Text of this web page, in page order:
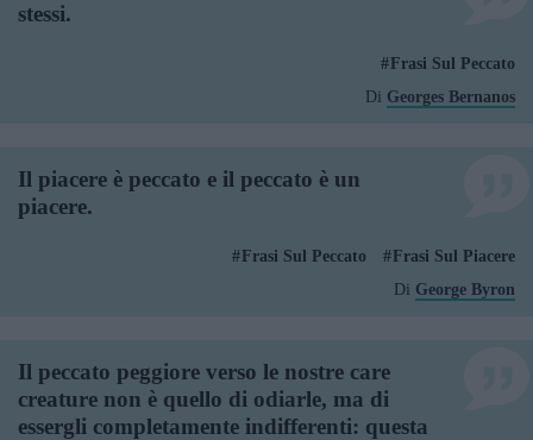
stessi.
Frasi Sul Peccato
Di Georges Bernanos
Il piacere è peccato e il peccato è un
piacere.
Frasi Sul Peccato
Frasi Sul Piacere
Di George Byron
Il peccato peggiore verso le nostre care
creature non è quello di odiarle, ma di
essergli completamente indifferenti: questa